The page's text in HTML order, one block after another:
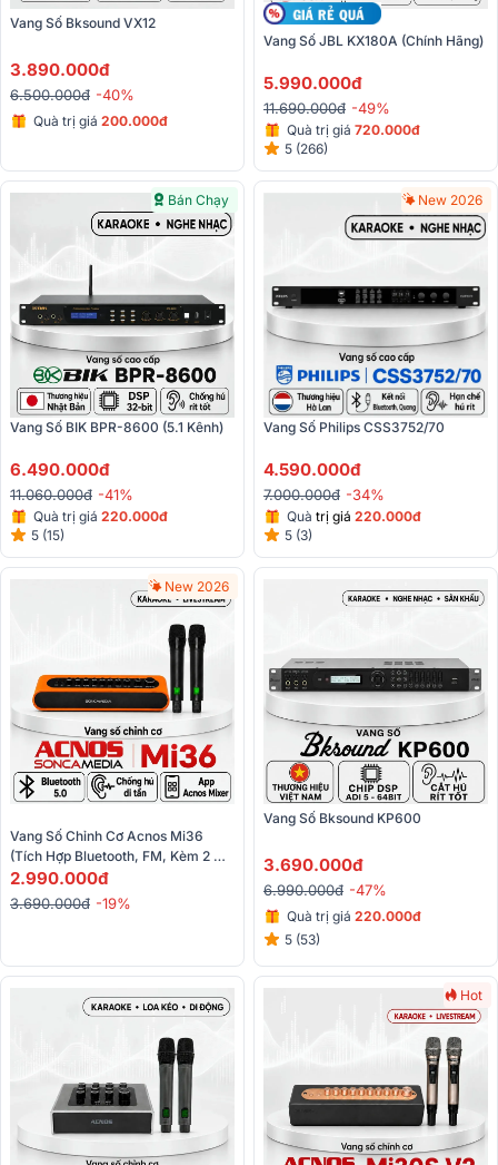
Vang Số Bksound VX12
3.890.000đ
6.500.000đ -40%
Quà trị giá 200.000đ
Vang Số JBL KX180A (Chính Hãng)
5.990.000đ
11.690.000đ -49%
Quà trị giá 720.000đ
5 (266)
Bán Chạy
Vang Số BIK BPR-8600 (5.1 Kênh)
6.490.000đ
11.060.000đ -41%
Quà trị giá 220.000đ
5 (15)
New 2026
Vang Số Philips CSS3752/70
4.590.000đ
7.000.000đ -34%
Quà trị giá 220.000đ
5 (3)
New 2026
Vang Số Chỉnh Cơ Acnos Mi36
(tích Hợp Bluetooth, FM, Kèm 2
Micro)
2.990.000đ
3.690.000đ -19%
3.690.000đ
6.990.000đ -47%
Quà trị giá 220.000đ
5 (53)
Hot